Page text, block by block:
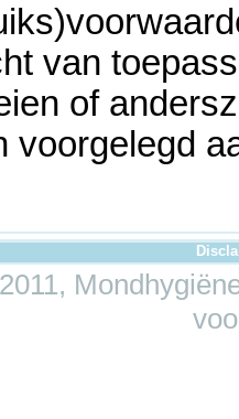
van
of
voorgelegd